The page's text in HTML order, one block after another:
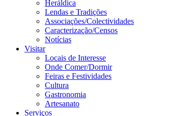
Heráldica
Lendas e Tradições
Associações/Colectividades
Caracterização/Censos
Notícias
Visitar
Locais de Interesse
Onde Comer/Dormir
Feiras e Festividades
Cultura
Gastronomia
Artesanato
Serviços